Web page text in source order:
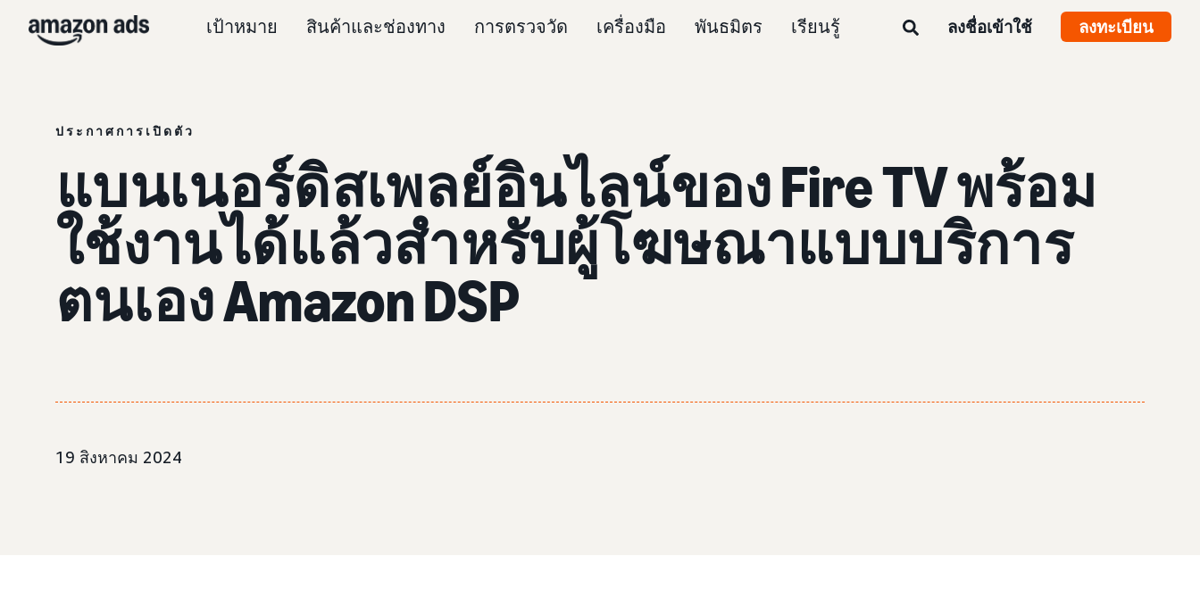
เป้าหมาย สินค้าและช่องทาง การตรวจวัด เครื่องมือ พันธมิตร เรียนรู้ ลงชื่อเข้าใช้ ลงทะเบียน
ประกาศการเปิดตัว
แบนเนอร์ดิสเพลย์อินไลน์ของ Fire TV พร้อม
ใช้งานได้แล้วสำหรับผู้โฆษณาแบบบริการ
ตนเอง Amazon DSP
19 สิงหาคม 2024